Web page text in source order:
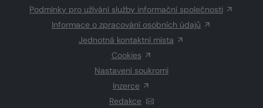
Podmínky pro užívání služby informační společnosti
Informace o zpracování osobních údajů
Jednotná kontaktní místa
Cookies
Nastavení soukromí
Inzerce
Redakce